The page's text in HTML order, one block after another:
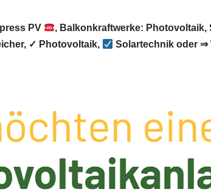
PV , Balkonkraftwerke: Photovoltaik,
✓ Photovoltaik,
Solartechnik oder ⇒